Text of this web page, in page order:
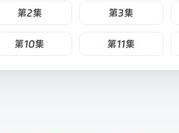
第2集 第3集
第10集 第11集